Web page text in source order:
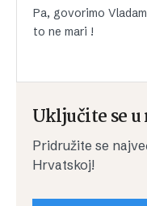
Pa, govorimo
to ne mari !
Uključite se
Pridružite se
Hrvatskoj!